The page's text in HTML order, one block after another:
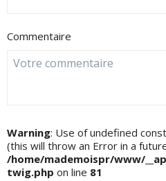
Commentaire
Warning: Use of undefined
(this will throw an Error in a
/home/mademoispr/www/
twig.php on line 81